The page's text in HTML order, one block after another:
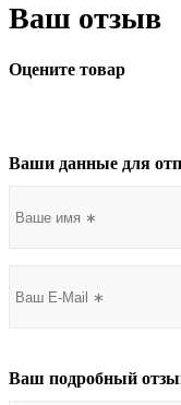
Ваш отзыв
Оцените товар
Ваши данные для
Ваш подробный